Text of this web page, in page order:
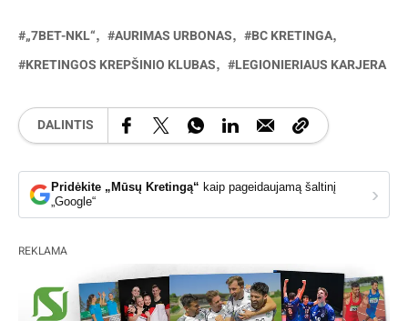
„7BET-NKL“ AURIMAS URBONAS
BC KRETINGA
KRETINGOS KREPŠINIO KLUBAS
LEGIONIERIAUS KARJERA
DALINTIS
Pridėkite „Mūsų Kretingą“ kaip pageidaujamą šaltinį
„Google“
›
REKLAMA